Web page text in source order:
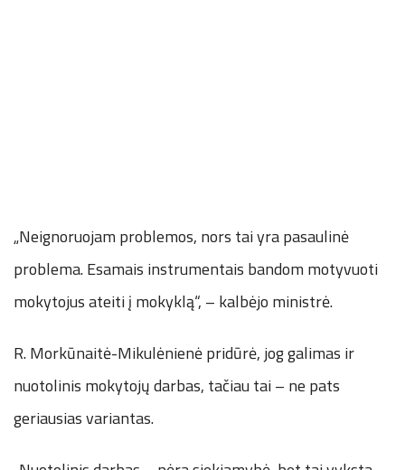
„Neignoruojam problemos, nors tai yra pasaulinė
problema. Esamais instrumentais bandom motyvuoti
mokytojus ateiti į mokyklą“, – kalbėjo ministrė.
R. Morkūnaitė-Mikulėnienė pridūrė, jog galimas ir
nuotolinis mokytojų darbas, tačiau tai – ne pats
geriausias variantas.